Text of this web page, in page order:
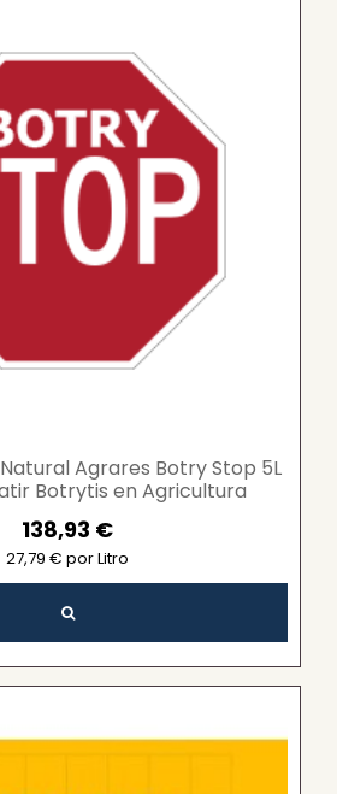
Agrares Botry Stop 5L
Botrytis en Agricultura
Ecológica
138,93 €
27,79 € por Litro